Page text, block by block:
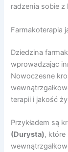
radzenia sobie z
Farmakoterapia
Dziedzina
wprowadzając
Nowoczesne
terapii i jakość
Przykładem są
(Durysta), które